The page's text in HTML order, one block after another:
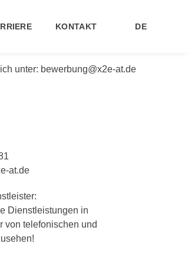
KONTAKT DE
unter: bewerbung@x2e-at.de
at.de
Dienstleistungen in
von telefonischen und